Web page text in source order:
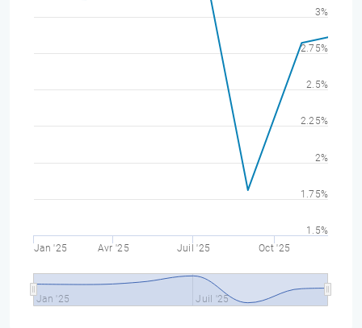
Jan '25 Avr '25 Juil '25 Oct '25
Jan '25 Juil '25
1.5%
1.75%
2%
2.25%
2.5%
2.75%
3%